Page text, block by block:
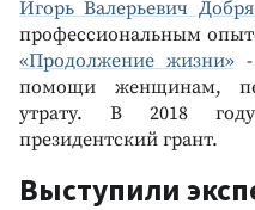
Игорь Валерьевич
профессиональным
«Продолжение жизни»-
помощи женщинам,
утрату. В 2018
президентский грант.
Выступили